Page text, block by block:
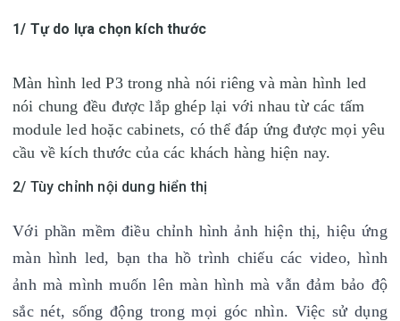
1/ Tự do lựa chọn kích thước
Màn hình led P3 trong nhà nói riêng và màn hình led
nói chung đều được lắp ghép lại với nhau từ các tấm
module led hoặc cabinets, có thể đáp ứng được mọi yêu
cầu về kích thước của các khách hàng hiện nay.
2/ Tùy chỉnh nội dung hiển thị
Với phần mềm điều chỉnh hình ảnh hiện thị, hiệu ứng
màn hình led, bạn tha hồ trình chiếu các video, hình
ảnh mà mình muốn lên màn hình mà vẫn đảm bảo độ
sắc nét, sống động trong mọi góc nhìn. Việc sử dụng